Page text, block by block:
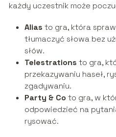
każdy uczestnik może
Alias to gra, która
tłumaczyć słowa bez
słów.
Telestrations to gra,
przekazywaniu haseł,
zgadywaniu.
Party & Co to gra, w
odpowiedzieć na
rysować.